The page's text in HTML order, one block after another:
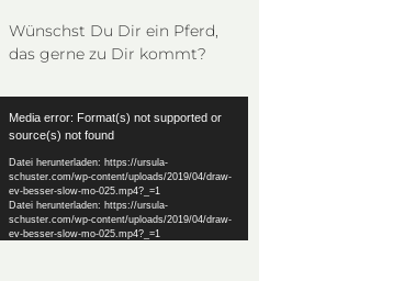
Wünschst Du Dir ein Pferd,
das gerne zu Dir kommt?
Player
Media error: Format(s) not supported or
source(s) not found
Datei herunterladen: https://ursula-
schuster.com/wp-content/uploads/2019/04/draw-
ev-besser-slow-mo-025.mp4?_=1
Datei herunterladen: https://ursula-
schuster.com/wp-content/uploads/2019/04/draw-
ev-besser-slow-mo-025.mp4?_=1